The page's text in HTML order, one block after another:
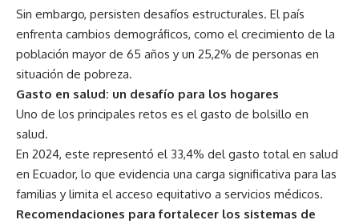
Sin embargo, persisten desafíos estructurales. El país
enfrenta cambios demográficos, como el crecimiento de la
población mayor de 65 años y un 25,2% de personas en
situación de pobreza.
Gasto en salud: un desafío para los hogares
Uno de los principales retos es el gasto de bolsillo en
salud.
En 2024, este representó el 33,4% del gasto total en salud
en Ecuador, lo que evidencia una carga significativa para las
familias y limita el acceso equitativo a servicios médicos.
Recomendaciones para fortalecer los sistemas de